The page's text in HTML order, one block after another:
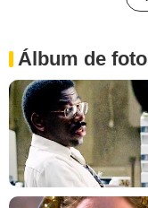
Álbum de